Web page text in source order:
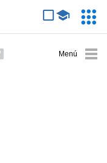
avanzada